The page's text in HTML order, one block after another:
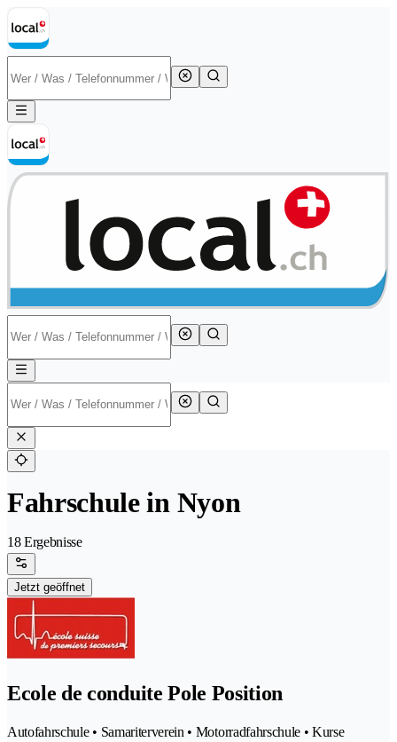
Fahrschule in Nyon
18 Ergebnisse
Jetzt geöffnet
Ecole de conduite Pole Position
Autofahrschule • Samariterverein • Motorradfahrschule • Kurse